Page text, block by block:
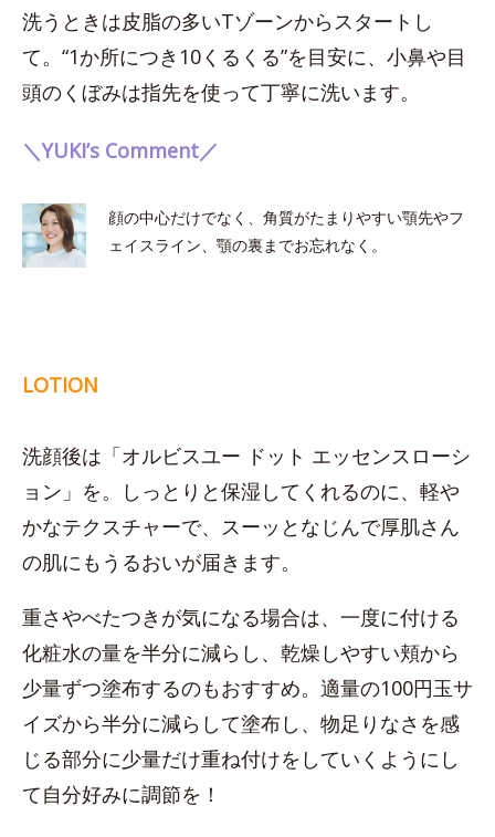
洗うときは皮脂の多いTゾーンからスタートし
て。“1か所につき10くるくる”を目安に、小鼻や目
頭のくぼみは指先を使って丁寧に洗います。
＼YUKI’s Comment／
顔の中心だけでなく、角質がたまりやすい顎先やフ
ェイスライン、顎の裏までお忘れなく。
LOTION
洗顔後は「オルビスユー ドット エッセンスローシ
ョン」を。しっとりと保湿してくれるのに、軽や
かなテクスチャーで、スーッとなじんで厚肌さん
の肌にもうるおいが届きます。
重さやべたつきが気になる場合は、一度に付ける
化粧水の量を半分に減らし、乾燥しやすい頬から
少量ずつ塗布するのもおすすめ。適量の100円玉サ
イズから半分に減らして塗布し、物足りなさを感
じる部分に少量だけ重ね付けをしていくようにし
て自分好みに調節を！